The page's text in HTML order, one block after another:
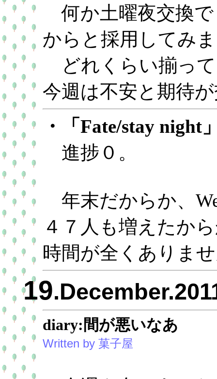
何か土曜夜交換
からと採用してみ
どれくらい揃っ
今週は不安と期待
・「Fate/stay night
進捗０。
年末だからか、
４７人も増えたか
時間が全くありま
19
diary:間が悪いなあ
Written by 菓子屋